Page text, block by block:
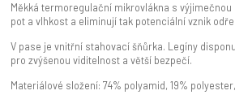
Měkká termoregulační mikrovlákna s
pot a vlhkost a eliminují tak potenciální vznik
V pase je vnitřní stahovací šňůrka. Legíny
pro zvýšenou viditelnost a větší bezpečí.
Materiálové složení: 74% polyamid, 19%